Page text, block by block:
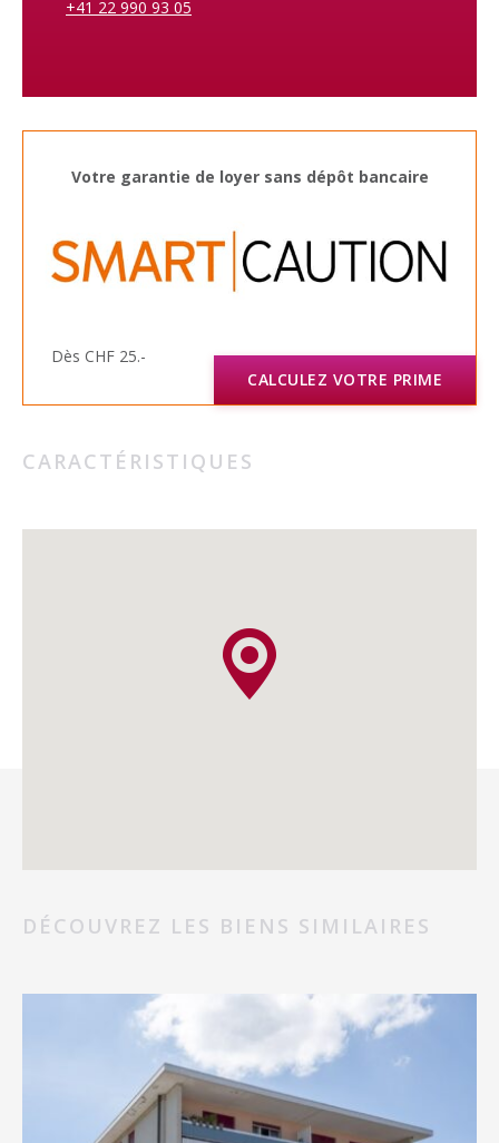
+41 22 990 93 05
Votre garantie de loyer sans dépôt bancaire
Dès CHF 25.-
CALCULEZ VOTRE PRIME
CARACTÉRISTIQUES
DÉCOUVREZ LES BIENS SIMILAIRES